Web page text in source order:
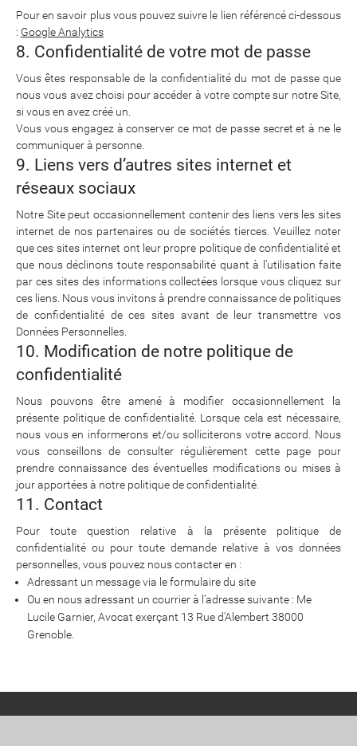
Pour en savoir plus vous pouvez suivre le lien référencé ci-dessous
: Google Analytics
8. Confidentialité de votre mot de passe
Vous êtes responsable de la confidentialité du mot de passe que
nous vous avez choisi pour accéder à votre compte sur notre Site,
si vous en avez créé un.
Vous vous engagez à conserver ce mot de passe secret et à ne le
communiquer à personne.
9. Liens vers d’autres sites internet et
réseaux sociaux
Notre Site peut occasionnellement contenir des liens vers les sites
internet de nos partenaires ou de sociétés tierces. Veuillez noter
que ces sites internet ont leur propre politique de confidentialité et
que nous déclinons toute responsabilité quant à l’utilisation faite
par ces sites des informations collectées lorsque vous cliquez sur
ces liens. Nous vous invitons à prendre connaissance de politiques
de confidentialité de ces sites avant de leur transmettre vos
Données Personnelles.
10. Modification de notre politique de
confidentialité
Nous pouvons être amené à modifier occasionnellement la
présente politique de confidentialité. Lorsque cela est nécessaire,
nous vous en informerons et/ou solliciterons votre accord. Nous
vous conseillons de consulter régulièrement cette page pour
prendre connaissance des éventuelles modifications ou mises à
jour apportées à notre politique de confidentialité.
11. Contact
Pour toute question relative à la présente politique de
confidentialité ou pour toute demande relative à vos données
personnelles, vous pouvez nous contacter en :
Adressant un message via le formulaire du site
Ou en nous adressant un courrier à l’adresse suivante : Me
Lucile Garnier, Avocat exerçant 13 Rue d'Alembert 38000
Grenoble.